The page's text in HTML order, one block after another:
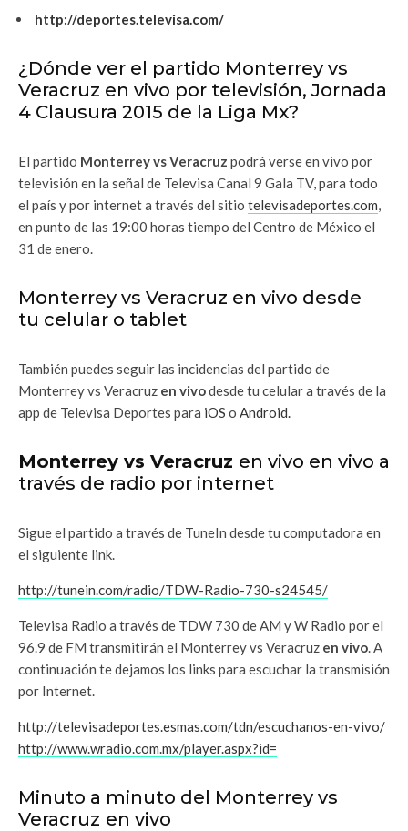
http://deportes.televisa.com/
¿Dónde ver el partido Monterrey vs
Veracruz en vivo por televisión, Jornada
4 Clausura 2015 de la Liga Mx?
El partido Monterrey vs Veracruz podrá verse en vivo por
televisión en la señal de Televisa Canal 9 Gala TV, para todo
el país y por internet a través del sitio televisadeportes.com,
en punto de las 19:00 horas tiempo del Centro de México el
31 de enero.
Monterrey vs Veracruz en vivo desde
tu celular o tablet
También puedes seguir las incidencias del partido de
Monterrey vs Veracruz en vivodesde tu celular a través de la
app de Televisa Deportes para iOS o Android.
Monterrey vs Veracruz en vivo en vivo a
través de radio por internet
Sigue el partido a través de TuneIn desde tu computadora en
el siguiente link.
http://tunein.com/radio/TDW-Radio-730-s24545/
Televisa Radio a través de TDW 730 de AM y W Radio por el
96.9 de FM transmitirán el Monterrey vs Veracruz en vivo. A
continuación te dejamos los links para escuchar la transmisión
por Internet.
http://televisadeportes.esmas.com/tdn/escuchanos-en-vivo/
http://www.wradio.com.mx/player.aspx?id=
Minuto a minuto del Monterrey vs
Veracruz en vivo